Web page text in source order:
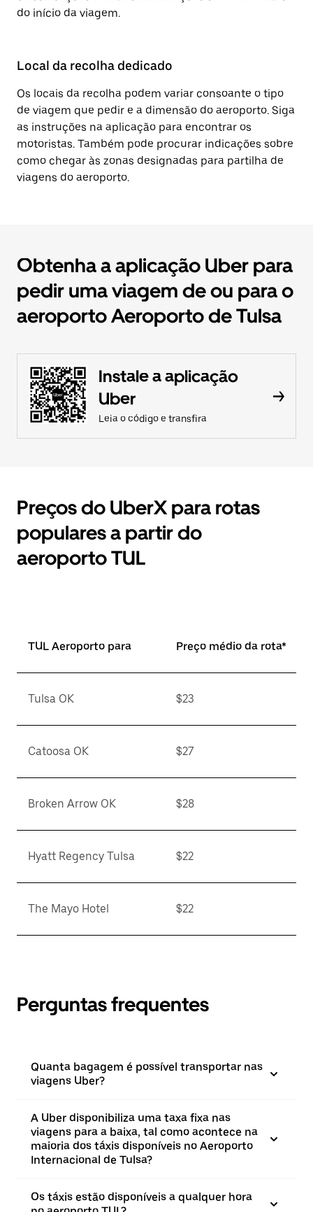
do início da viagem.
Local da recolha dedicado
Os locais da recolha podem variar consoante o tipo
de viagem que pedir e a dimensão do aeroporto. Siga
as instruções na aplicação para encontrar os
motoristas. Também pode procurar indicações sobre
como chegar às zonas designadas para partilha de
viagens do aeroporto.
Obtenha a aplicação Uber para
pedir uma viagem de ou para o
aeroporto Aeroporto de Tulsa
Instale a aplicação
Uber
Leia o código e transfira
Preços do UberX para rotas
populares a partir do
aeroporto TUL
TUL Aeroporto para Preço médio da rota*
Tulsa OK $23
Catoosa OK $27
Broken Arrow OK $28
Hyatt Regency Tulsa $22
The Mayo Hotel $22
Perguntas frequentes
Quanta bagagem é possível transportar nas
viagens Uber?
A Uber disponibiliza uma taxa fixa nas
viagens para a baixa, tal como acontece na
maioria dos táxis disponíveis no Aeroporto
Internacional de Tulsa?
Os táxis estão disponíveis a qualquer hora